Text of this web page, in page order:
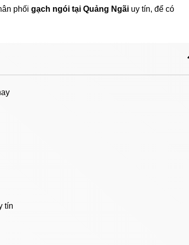
phối gạch ngói tại Quảng Ngãi uy tín, để có
tín